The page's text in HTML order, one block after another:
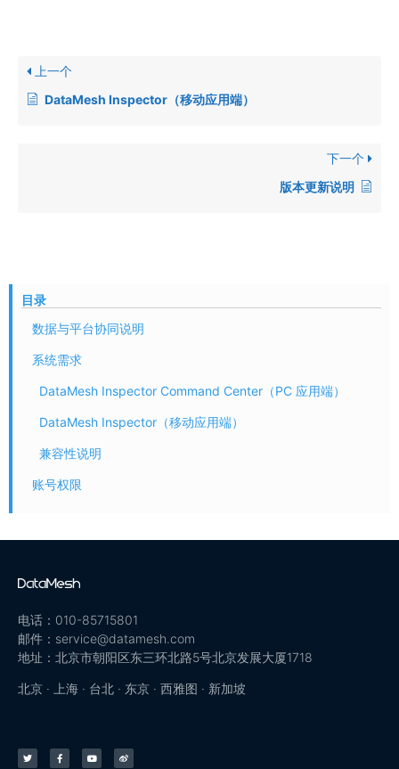
上一个
DataMesh Inspector（移动应用端）
下一个
版本更新说明
目录
数据与平台协同说明
系统需求
DataMesh Inspector Command Center（PC 应用端）
DataMesh Inspector（移动应用端）
兼容性说明
账号权限
电话：010-85715801
邮件：service@datamesh.com
地址：北京市朝阳区东三环北路5号北京发展大厦1718
北京 · 上海 · 台北 · 东京 · 西雅图 · 新加坡